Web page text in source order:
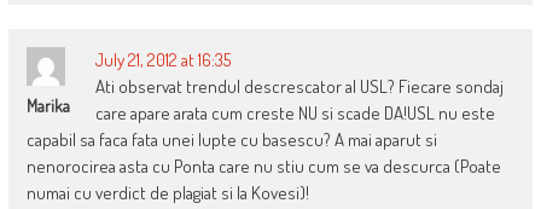
Marika
July 21, 2012 at 16:35
Ati observat trendul descrescator al USL? Fiecare sondaj
care apare arata cum creste NU si scade DA!USL nu este
capabil sa faca fata unei lupte cu basescu? A mai aparut si
nenorocirea asta cu Ponta care nu stiu cum se va descurca (Poate
numai cu verdict de plagiat si la Kovesi)!